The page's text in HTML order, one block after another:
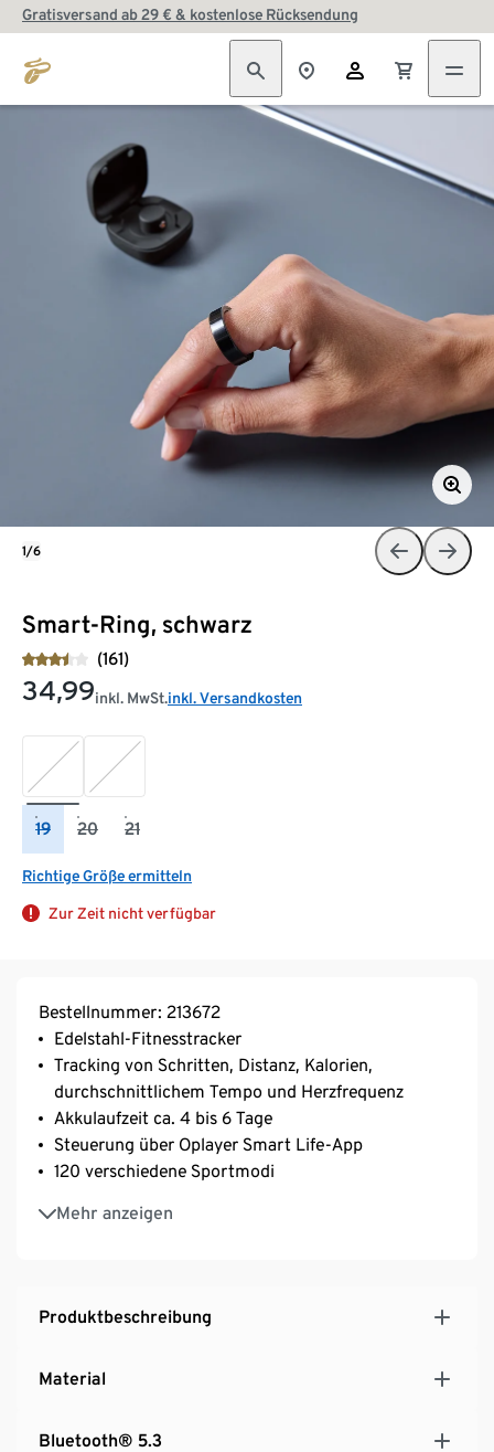
Gratisversand ab 29 € & kostenlose Rücksendung
Smart-Ring, schwarz
(161)
34,99inkl. MwSt.inkl. Versandkosten
19 20 21
Richtige Größe ermitteln
Zur Zeit nicht verfügbar
1/6
Bestellnummer: 213672
Edelstahl-Fitnesstracker
Tracking von Schritten, Distanz, Kalorien,
durchschnittlichem Tempo und Herzfrequenz
Akkulaufzeit ca. 4 bis 6 Tage
Steuerung über Oplayer Smart Life-App
120 verschiedene Sportmodi
Mehr anzeigen
LED-Ladeanzeige
Blutetooth 5.4
Produktbeschreibung
Material
Bluetooth® 5.3